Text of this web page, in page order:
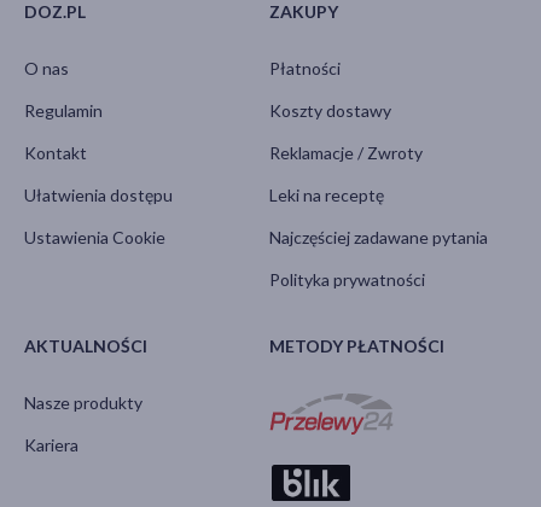
DOZ.PL
O nas
Regulamin
Kontakt
Ułatwienia dostępu
Ustawienia Cookie
ZAKUPY
Płatności
Koszty dostawy
Reklamacje / Zwroty
Leki na receptę
Najczęściej zadawane pytania
Polityka prywatności
AKTUALNOŚCI
Nasze produkty
Kariera
METODY PŁATNOŚCI